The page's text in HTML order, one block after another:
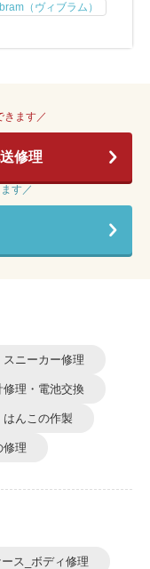
（ヴィブラム）
きます／
修理
す／
スニーカー修理
修理・電池交換
はんこの作製
修理
ス_ボディ修理